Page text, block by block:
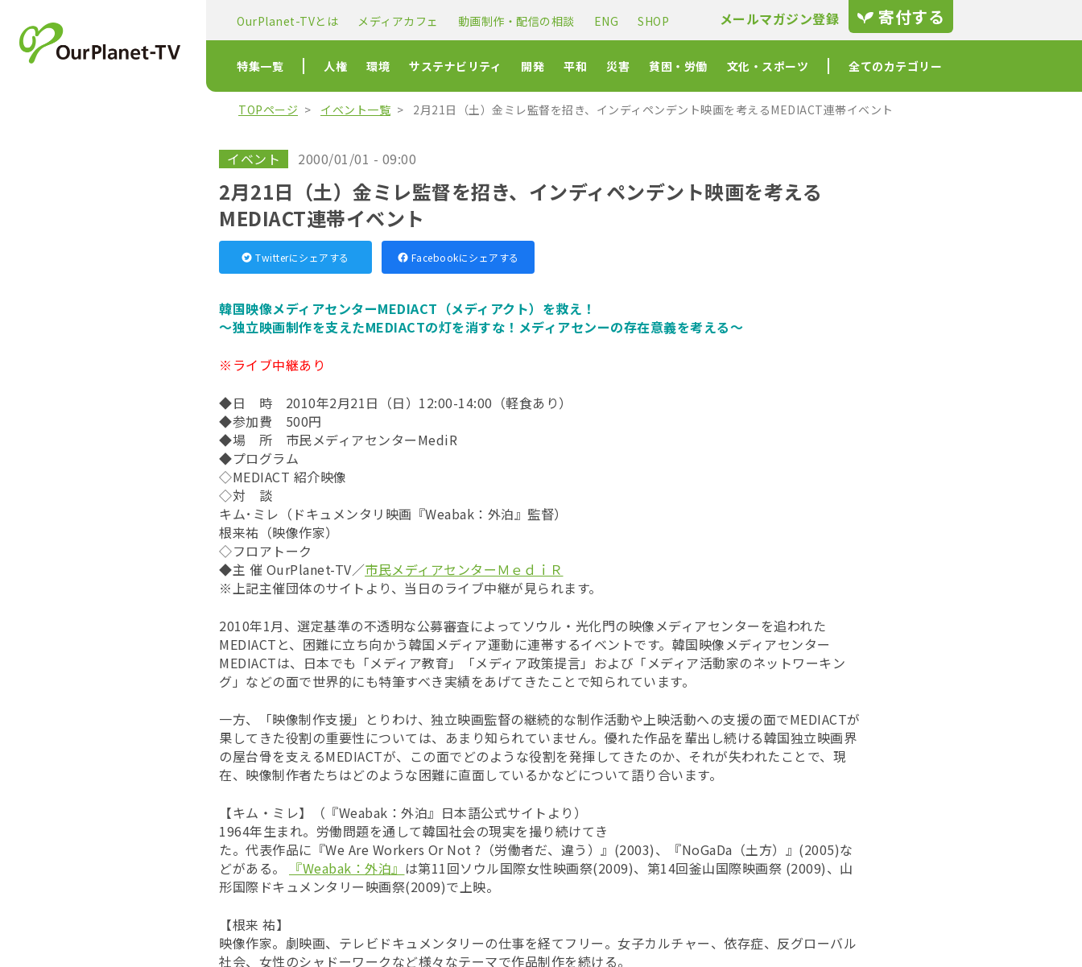
OurPlanet-TVとは メディアカフェ 動画制作・配信の相談 ENG SHOP メールマガジン登録 寄付する
特集一覧 人権 環境 サステナビリティ 開発 平和 災害 貧困・労働 文化・スポーツ 全てのカテゴリー
TOPページ イベント一覧 2月21日（土）金ミレ監督を招き、インディペンデント映画を考えるMEDIACT連帯イベント
イベント 2000/01/01 - 09:00
2月21日（土）金ミレ監督を招き、インディペンデント映画を考える
MEDIACT連帯イベント
Twitterにシェアする Facebookにシェアする
韓国映像メディアセンターMEDIACT（メディアクト）を救え！
～独立映画制作を支えたMEDIACTの灯を消すな！メディアセンーの存在意義を考える～
※ライブ中継あり
◆日 時 2010年2月21日（日）12:00-14:00（軽食あり）
◆参加費 500円
◆場 所 市民メディアセンターMediR
◆プログラム
◇MEDIACT 紹介映像
◇対 談
キム･ミレ（ドキュメンタリ映画『Weabak：外泊』監督）
根来祐（映像作家）
◇フロアトーク
◆主 催 OurPlanet-TV／市民メディアセンターＭｅｄｉＲ
※上記主催団体のサイトより、当日のライブ中継が見られます。
2010年1月、選定基準の不透明な公募審査によってソウル・光化門の映像メディアセンターを追われた
MEDIACTと、困難に立ち向かう韓国メディア運動に連帯するイベントです。韓国映像メディアセンター
MEDIACTは、日本でも「メディア教育」「メディア政策提言」および「メディア活動家のネットワーキン
グ」などの面で世界的にも特筆すべき実績をあげてきたことで知られています。
一方、「映像制作支援」とりわけ、独立映画監督の継続的な制作活動や上映活動への支援の面でMEDIACTが
果してきた役割の重要性については、あまり知られていません。優れた作品を輩出し続ける韓国独立映画界
の屋台骨を支えるMEDIACTが、この面でどのような役割を発揮してきたのか、それが失われたことで、現
在、映像制作者たちはどのような困難に直面しているかなどについて語り合います。
【キム・ミレ】（『Weabak：外泊』日本語公式サイトより）
1964年生まれ。労働問題を通して韓国社会の現実を撮り続けてき
た。代表作品に『We Are Workers Or Not ?（労働者だ、違う）』(2003)、『NoGaDa（土方）』(2005)な
どがある。
『Weabak：外泊』 は第11回ソウル国際女性映画祭(2009)、第14回釜山国際映画祭 (2009)、山
形国際ドキュメンタリー映画祭(2009)で上映。
【根来 祐】
映像作家。劇映画、テレビドキュメンタリーの仕事を経てフリー。女子カルチャー、依存症、反グローバル
社会、女性のシャドーワークなど様々なテーマで作品制作を続ける。